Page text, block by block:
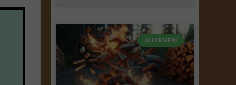
ALLGEMEIN